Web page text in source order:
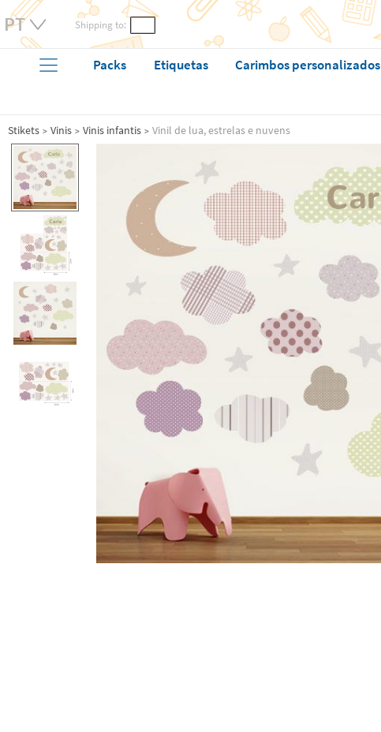
Shipping to:
Packs Etiquetas Carimbos personalizados
Stikets Vinis Vinis infantis Vinil de lua, estrelas e nuvens